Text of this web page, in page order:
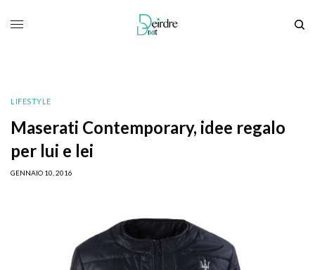
LIFESTYLE
Maserati Contemporary, idee regalo
per lui e lei
GENNAIO 10, 2016